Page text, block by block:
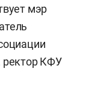
мэр
ректор КФУ